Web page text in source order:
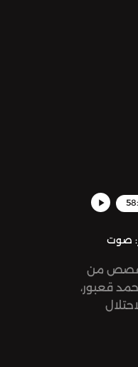
صوت
قصص من
قعبور،